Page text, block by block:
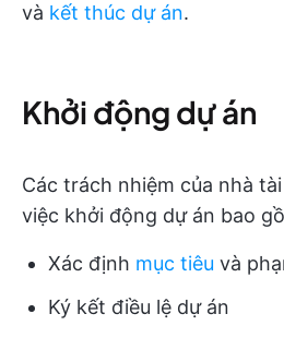
và kết thúc dự án.
Khởi động dự án
Các trách nhiệm của nhà
việc khởi động dự án bao
Xác định mục tiêu và
Ký kết điều lệ dự án